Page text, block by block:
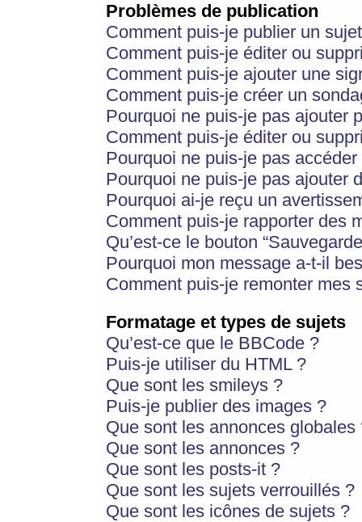
Problèmes de publication
Comment puis-je publier un
Comment puis-je éditer ou
Comment puis-je ajouter une
Comment puis-je créer un
Pourquoi ne puis-je pas ajouter
Comment puis-je éditer ou
Pourquoi ne puis-je pas
Pourquoi ne puis-je pas ajouter
Pourquoi ai-je reçu un
Comment puis-je rapporter des
Qu’est-ce le bouton
Pourquoi mon message a-t-il
Comment puis-je remonter mes
Formatage et types de sujets
Qu’est-ce que le BBCode ?
Puis-je utiliser du HTML ?
Que sont les smileys ?
Puis-je publier des images ?
Que sont les annonces globales
Que sont les annonces ?
Que sont les posts-it ?
Que sont les sujets verrouillés ?
Que sont les icônes de sujets ?